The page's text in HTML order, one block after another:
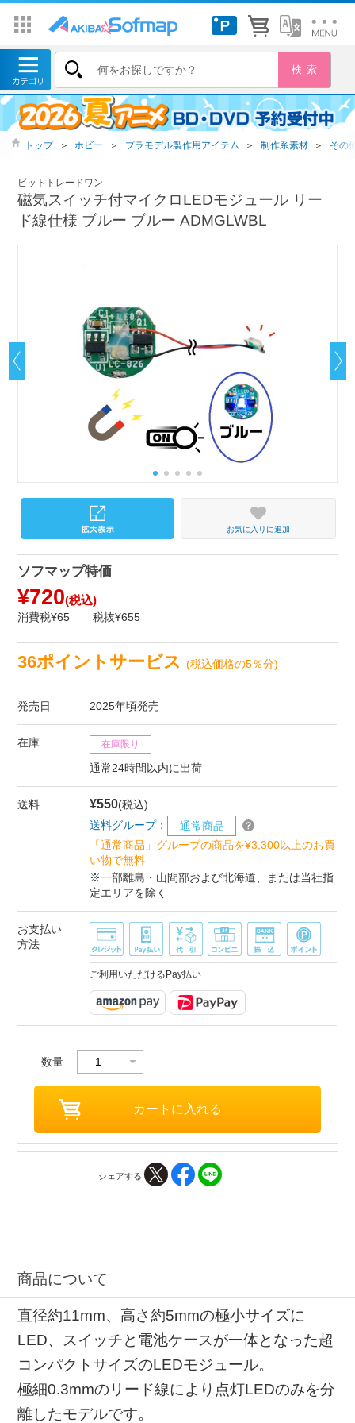
トップ ＞ ホビー ＞ プラモデル製作用アイテム ＞ 制作系素材 ＞ その
ビットトレードワン
磁気スイッチ付マイクロLEDモジュール リー
ド線仕様 ブルー ブルー ADMGLWBL
お気に入りに追加
ソフマップ特価
¥720(税込)
消費税¥65 税抜¥655
36ポイントサービス(税込価格の5％分)
発売日 2025年頃発売
在庫 在庫限り
通常24時間以内に出荷
送料 ¥550(税込)
送料グループ：
通常商品
「通常商品」グループの商品を¥3,300以上のお買
い物で無料
※一部離島・山間部および北海道、または当社指
定エリアを除く
お支払い
方法
ご利用いただけるPay払い
数量
シェアする
商品について
直径約11mm、高さ約5mmの極小サイズに
LED、スイッチと電池ケースが一体となった超
コンパクトサイズのLEDモジュール。
極細0.3mmのリード線により点灯LEDのみを分
離したモデルです。